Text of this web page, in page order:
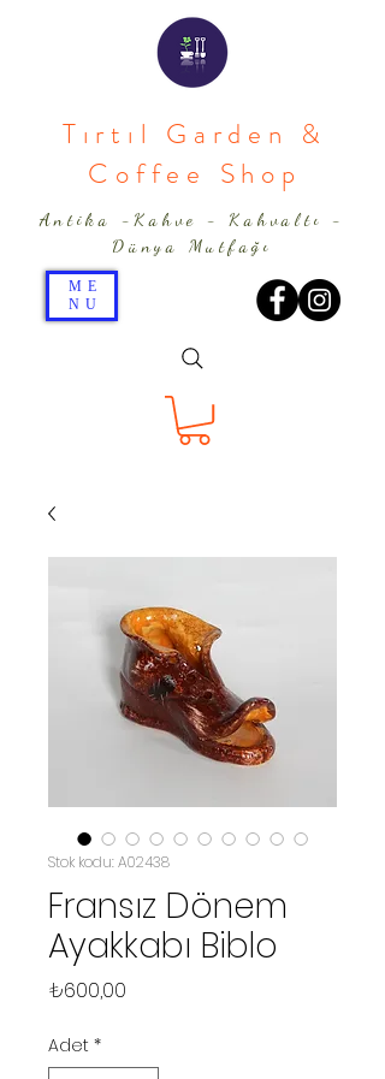
Tırtıl Garden &
Coffee Shop
ME
NU
Antika -Kahve - Kahvaltı -
Dünya Mutfağı
Stok kodu: A02438
Fransız Dönem
Ayakkabı Biblo
₺600,00
Adet *